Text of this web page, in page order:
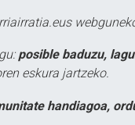
posible baduzu,
eskura jartzeko.
handiagoa,